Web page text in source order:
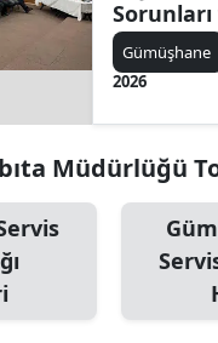
Önerileri
Gümüşhane
2026
Müdürlüğü